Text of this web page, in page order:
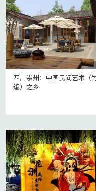
四川崇州：中国民间艺术（
编）之乡